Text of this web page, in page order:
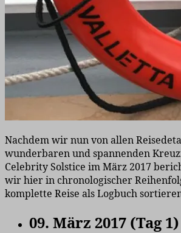
Nachdem wir nun von allen
wunderbaren und spannenden
Celebrity Solstice im März 2017
wir hier in chronologischer
komplette Reise als Logbuch
09. März 2017 (Tag 1)